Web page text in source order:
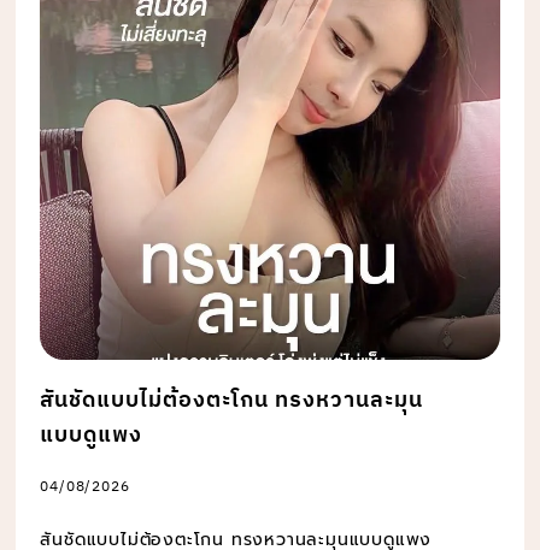
สันชัดแบบไม่ต้องตะโกน ทรงหวานละมุน
แบบดูแพง
04/08/2026
สันชัดแบบไม่ต้องตะโกน ทรงหวานละมุนแบบดูแพง